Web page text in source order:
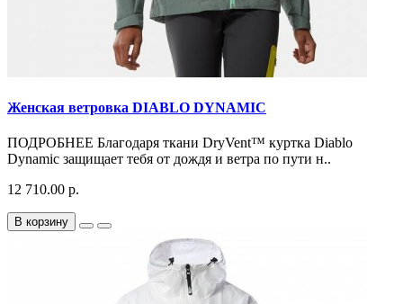
Женская ветровка DIABLO DYNAMIC
ПОДРОБНЕЕ Благодаря ткани DryVent™ куртка Diablo
Dynamic защищает тебя от дождя и ветра по пути н..
12 710.00 р.
В корзину